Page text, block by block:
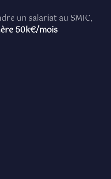
un salariat au SMIC,
50k€/mois